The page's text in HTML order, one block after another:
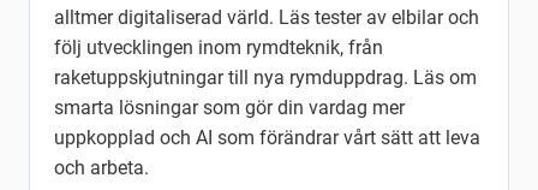
alltmer digitaliserad värld. Läs tester av elbilar och
följ utvecklingen inom rymdteknik, från
raketuppskjutningar till nya rymduppdrag. Läs om
smarta lösningar som gör din vardag mer
uppkopplad och AI som förändrar vårt sätt att leva
och arbeta.